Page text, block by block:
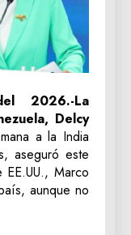
2026.-La
Delcy
a la India
aseguró este
Marco
aunque no